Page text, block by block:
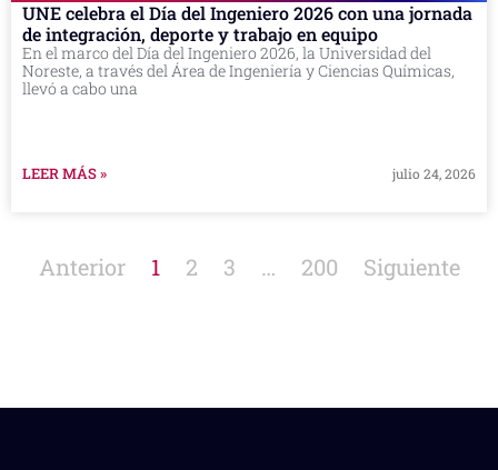
UNE celebra el Día del Ingeniero 2026 con una jornada
de integración, deporte y trabajo en equipo
En el marco del Día del Ingeniero 2026, la Universidad del
Noreste, a través del Área de Ingeniería y Ciencias Químicas,
llevó a cabo una
LEER MÁS » julio 24, 2026
Anterior 1 2 3 … 200 Siguiente